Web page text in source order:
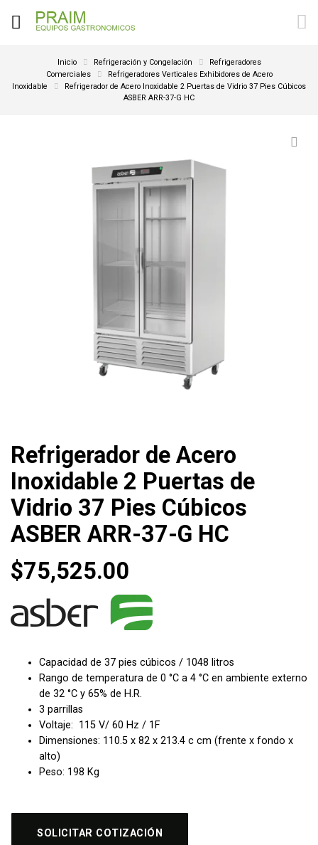
Inicio Refrigeración y Congelación
Refrigeradores
Comerciales
Refrigeradores Verticales Exhibidores de Acero
Inoxidable
Refrigerador de Acero Inoxidable 2 Puertas de Vidrio 37 Pies Cúbicos
ASBER ARR-37-G HC
Refrigerador de Acero
Inoxidable 2 Puertas de
Vidrio 37 Pies Cúbicos
ASBER ARR-37-G HC
$75,525.00
Capacidad de 37 pies cúbicos / 1048 litros
Rango de temperatura de 0 °C a 4 °C en ambiente externo
de 32 °C y 65% de H.R.
3 parrillas
Voltaje: 115 V/ 60 Hz / 1F
Dimensiones: 110.5 x 82 x 213.4 c cm (frente x fondo x
alto)
Peso: 198 Kg
SOLICITAR COTIZACIÓN